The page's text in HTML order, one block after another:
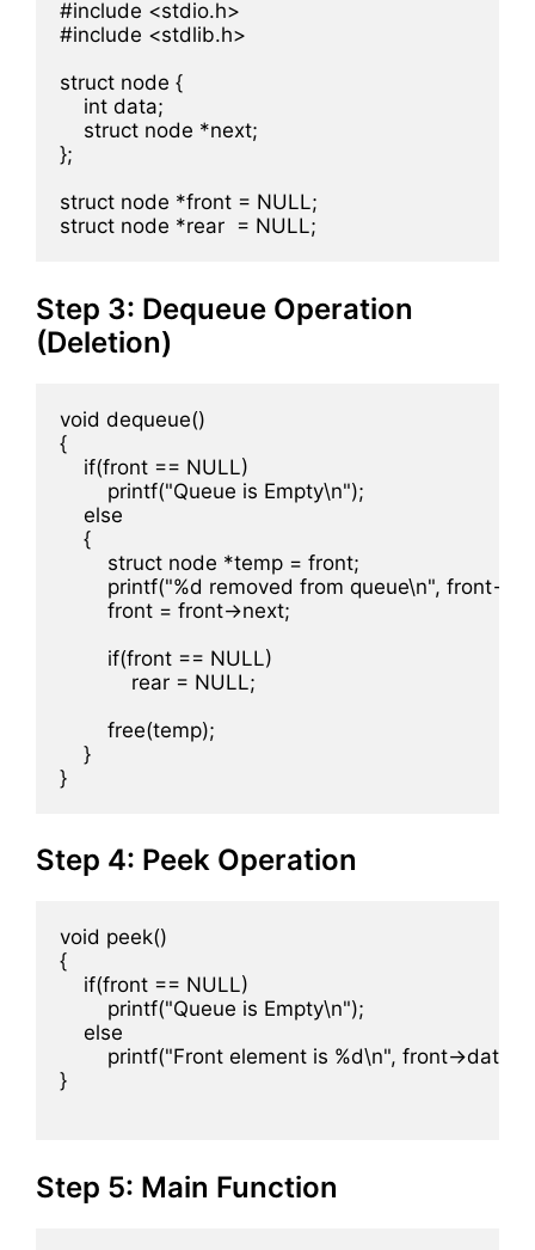
#include <stdio.h>
#include <stdlib.h>
struct node {
    int data;
    struct node *next;
};
struct node *front = NULL;
Step 3: Dequeue Operation
(Deletion)
void dequeue()
{
    if(front == NULL)
        printf("Queue is Empty\n");
    else
    {
        struct node *temp = front;
printf("%d removed from queue\n", front-
        front = front->next;
        if(front == NULL)
            rear = NULL;
        free(temp);
    }
Step 4: Peek Operation
void peek()
{
    if(front == NULL)
        printf("Queue is Empty\n");
    else
        printf("Front element is %d\n", front->data);
}
Step 5: Main Function